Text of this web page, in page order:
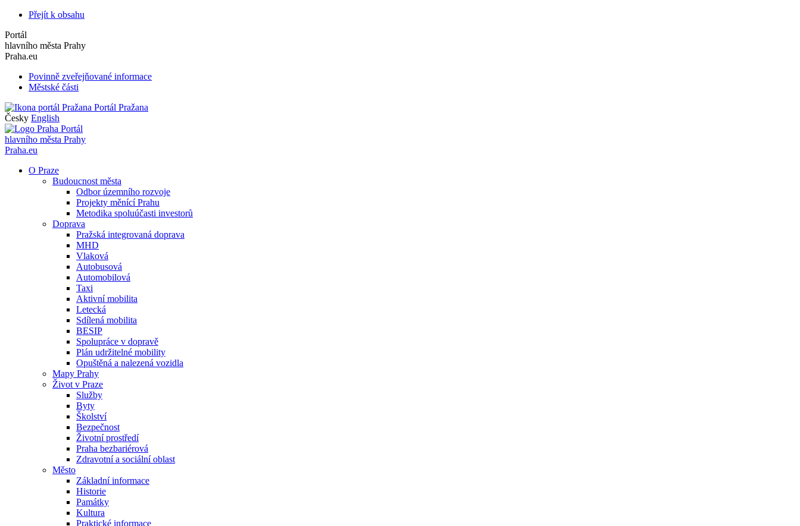
Přejít k obsahu
Portál
hlavního města Prahy
Praha.eu
Povinně zveřejňované informace
Městské části
Portál Pražana
Česky English
Portál
hlavního města Prahy
Praha.eu
O Praze
Budoucnost města
Odbor územního rozvoje
Projekty měnící Prahu
Metodika spoluúčasti investorů
Doprava
Pražská integrovaná doprava
MHD
Vlaková
Autobusová
Automobilová
Taxi
Aktivní mobilita
Letecká
Sdílená mobilita
BESIP
Spolupráce v dopravě
Plán udržitelné mobility
Opuštěná a nalezená vozidla
Mapy Prahy
Život v Praze
Služby
Byty
Školství
Bezpečnost
Životní prostředí
Praha bezbariérová
Zdravotní a sociální oblast
Město
Základní informace
Historie
Památky
Kultura
Praktické informace